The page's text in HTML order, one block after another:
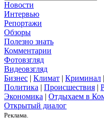
Новости
Интервью
Репортажи
Обзоры
Полезно знать
Комментарии
Фотовзгляд
Видеовзгляд
Бизнес | Климат | Криминал |
Политика | Происшествия |
Экономика | Отдыхаем в
Открытый диалог
Реклама.